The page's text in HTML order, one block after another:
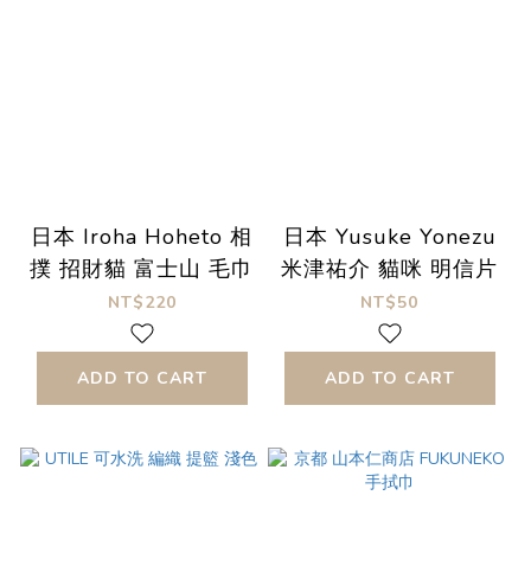
日本 Iroha Hoheto 相
撲 招財貓 富士山 毛巾
NT$220
ADD TO CART
日本 Yusuke Yonezu
米津祐介 貓咪 明信片
NT$50
ADD TO CART